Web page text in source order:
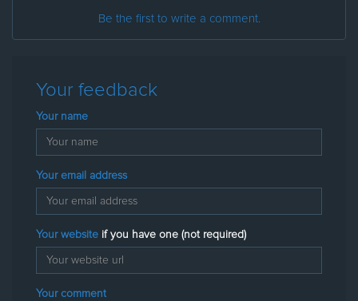
Be the first to write a comment.
Your feedback
Your name
Your email address
Your website if you have one (not required)
Your comment